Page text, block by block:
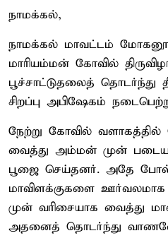
நாமக்கல்,
நாமக்கல் மாவட்டம் மோகனூர்
மாரியம்மன் கோவில்
பூச்சாட்டுதலைத் தொடர்ந்து
சிறப்பு அபிஷேகம்
நேற்று கோவில்
வைத்து அம்மன் முன்
பூஜை செய்தனர். அதே
மாவிளக்குகளை
முன் வரிசையாக வைத்து
அதனைத் தொடர்ந்து